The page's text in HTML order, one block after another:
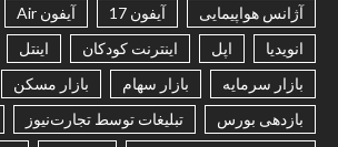
آژانس هواپیمایی
آیفون 17 آیفون Air
انویدیا
اپل اینترنت کودکان اینتل
بازار سرمایه
بازار سهام بازار مسکن
بازدهی بورس
تبلیغات توسط تجارت‌نیوز